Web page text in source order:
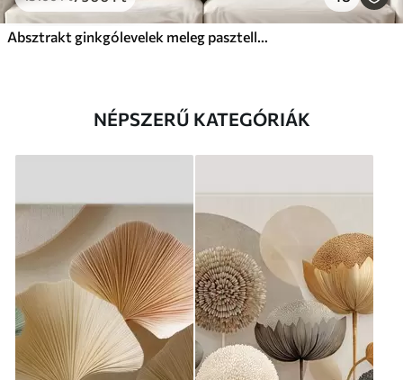
Absztrakt ginkgólevelek meleg pasztell színekben
NÉPSZERŰ KATEGÓRIÁK